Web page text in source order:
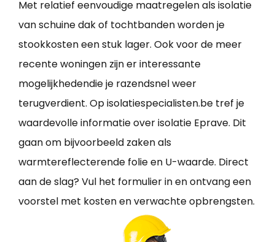
Met relatief eenvoudige maatregelen als isolatie
van schuine dak of tochtbanden worden je
stookkosten een stuk lager. Ook voor de meer
recente woningen zijn er interessante
mogelijkhedendie je razendsnel weer
terugverdient. Op isolatiespecialisten.be tref je
waardevolle informatie over isolatie Eprave. Dit
gaan om bijvoorbeeld zaken als
warmtereflecterende folie en U-waarde. Direct
aan de slag? Vul het formulier in en ontvang een
voorstel met kosten en verwachte opbrengsten.